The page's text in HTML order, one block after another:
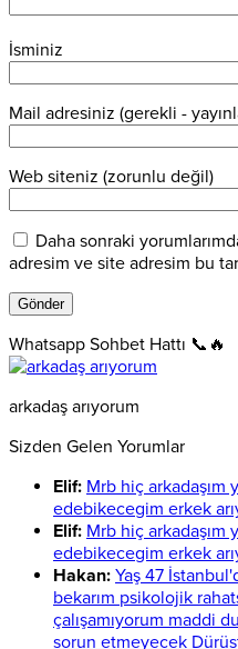
İsminiz
Mail adresiniz (gerekli -
Web siteniz (zorunlu değil)
Daha sonraki
adresim ve site adresim bu
Whatsapp Sohbet Hattı 📞🔥
arkadaş arıyorum
Sizden Gelen Yorumlar
Elif: Mrb hiç
edebikecegim erkek
Elif: Mrb hiç
edebikecegim erkek
Hakan: Yaş 47
bekarım psikolojik
çalışamıyorum maddi
sorun etmeyecek